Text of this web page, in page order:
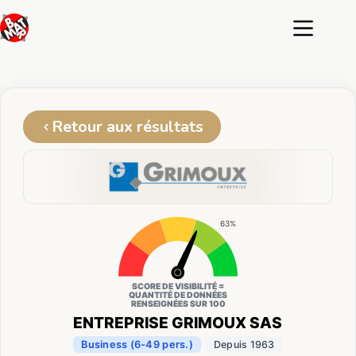
au
contenu
Retour aux résultats
ENTREPRISE GRIMOUX SAS
Business (6-49 pers.) Depuis 1963
63%
SCORE DE VISIBILITÉ =
QUANTITÉ DE DONNÉES
RENSEIGNÉES SUR 100